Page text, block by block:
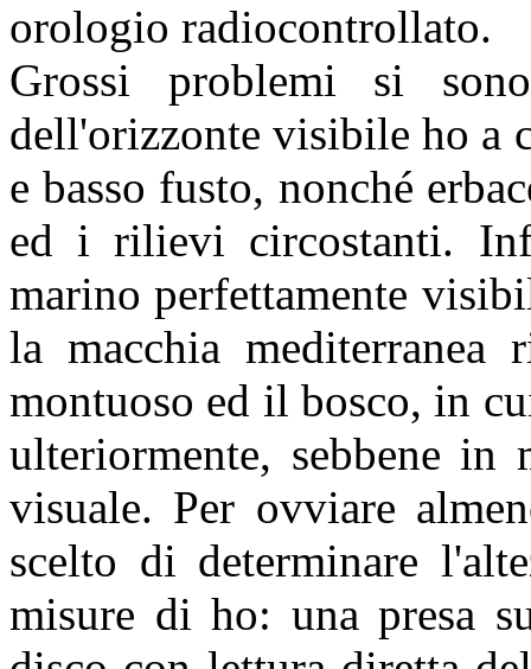
orologio radiocontrollato.
Grossi problemi si
dell'orizzonte visibile ho a
e basso fusto, nonché
ed i rilievi circostanti.
marino perfettamente
la macchia mediterranea
montuoso ed il bosco, in
ulteriormente, sebbene in
visuale. Per ovviare
scelto di determinare
misure di ho: una presa